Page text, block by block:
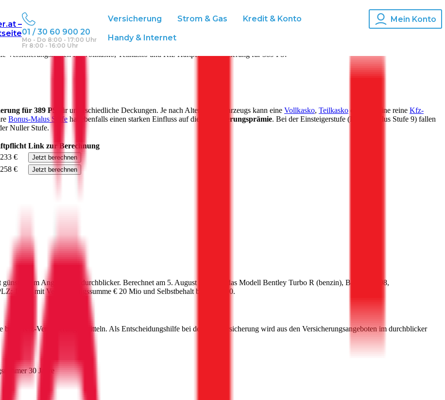
–
01 / 30 60 900 20
Mo - Do 8:00 - 17:00 Uhr
Fr 8:00 - 16:00 Uhr
Versicherung Strom & Gas Kredit & Konto
Handy & Internet
Mein Konto
Versicherungskosten für Vollkasko, Teilkasko und Kfz-Haftpflichtversicherung für 389 PS:
für 389 PS für unterschiedliche Deckungen. Je nach Alter Ihres Fahrzeugs kann eine Vollkasko, Teilkasko oder nur eine reine Kfz-
Bonus-Malus Stufe hat ebenfalls einen starken Einfluss auf die Versicherungsprämie. Bei der Einsteigerstufe (Bonus Malus Stufe 9) fallen
Nuller Stufe.
Link zur Berechnung
€ Jetzt berechnen
€ Jetzt berechnen
Angebot auf durchblicker. Berechnet am 5. August 2026 für das Modell Bentley Turbo R (benzin), Baujahr 1998,
) mit Versicherungssumme € 20 Mio und Selbstbehalt bis zu € 500.
beste Kfz-Versicherung ermitteln. Als Entscheidungshilfe bei der Kfz-Versicherung wird aus den Versicherungsangeboten im durchblicker
30 Jahre